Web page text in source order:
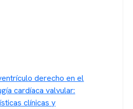
derecho en el
cardíaca valvular:
clínicas y